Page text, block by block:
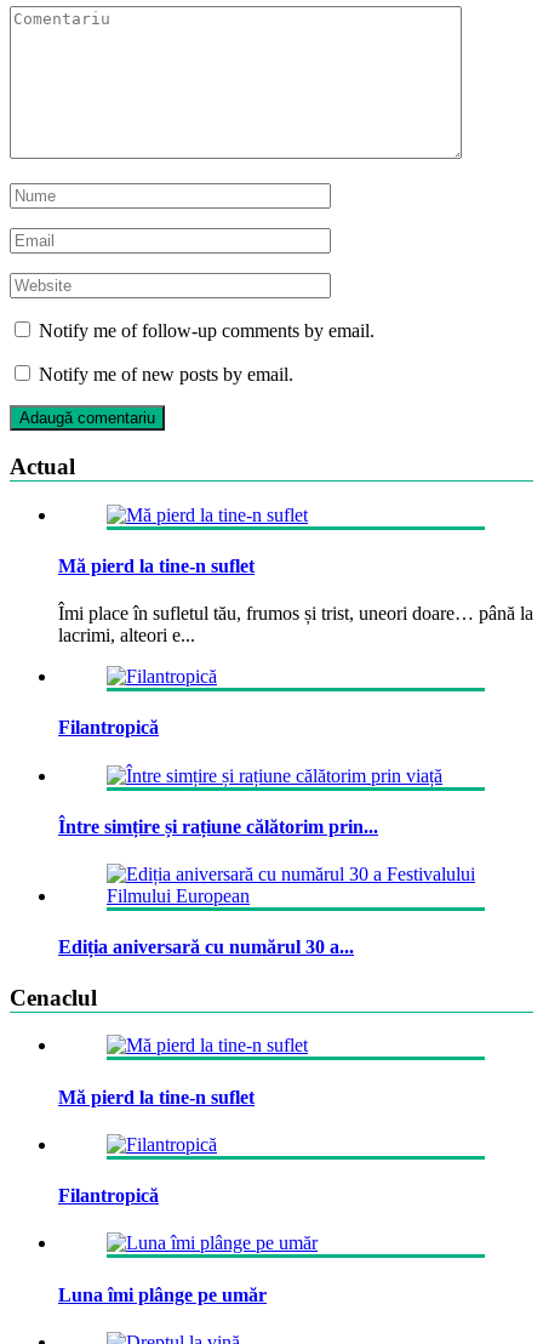
Notify me of follow-up comments by email.
Notify me of new posts by email.
Actual
Mă pierd la tine-n suflet
Îmi place în sufletul tău, frumos și trist, uneori doare… până la
lacrimi, alteori e...
Filantropică
Între simțire și rațiune călătorim prin...
Ediția aniversară cu numărul 30 a...
Cenaclul
Mă pierd la tine-n suflet
Filantropică
Luna îmi plânge pe umăr